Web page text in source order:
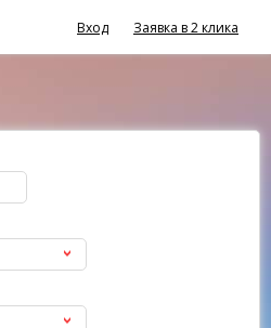
Вход Заявка в 2 клика